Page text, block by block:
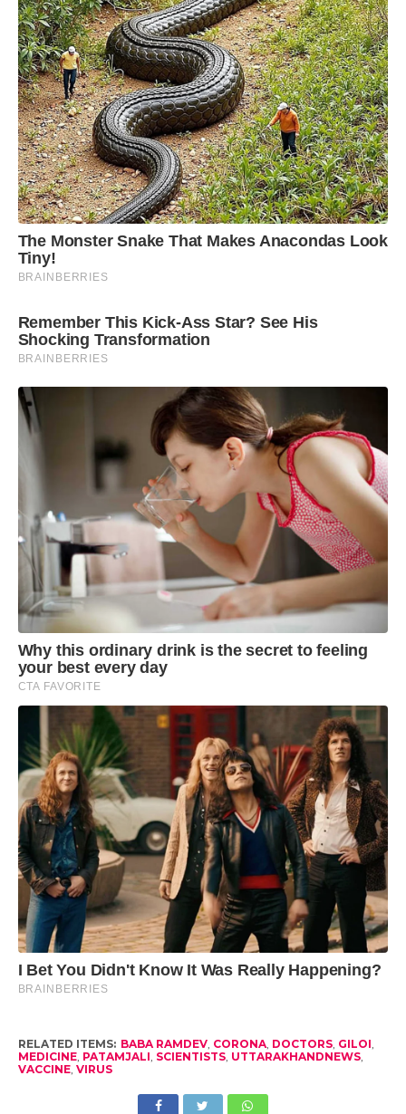
RELATED ITEMS: BABA RAMDEV, CORONA, DOCTORS, GILOI
MEDICINE, PATAMJALI SCIENTISTS, UTTARAKHANDNEWS,
VACCINE, VIRUS